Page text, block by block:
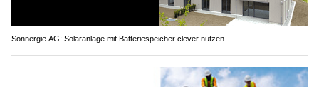
Sonnergie AG: Solaranlage mit Batteriespeicher clever nutzen